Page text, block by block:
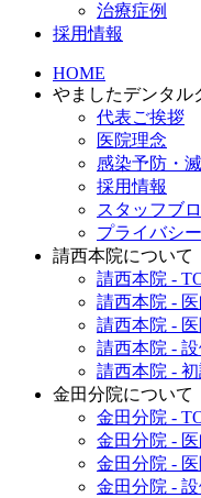
治療症例
採用情報
HOME
やましたデンタル
代表ご挨拶
医院理念
感染予防・
採用情報
スタッフブ
プライバシ
請西本院について
請西本院 -
請西本院 -
請西本院 -
請西本院 -
請西本院 -
金田分院について
金田分院 -
金田分院 -
金田分院 -
金田分院 -